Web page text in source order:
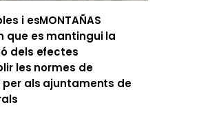
i esMONTAÑAS
que es mantingui la
dels efectes
les normes de
per als ajuntaments de